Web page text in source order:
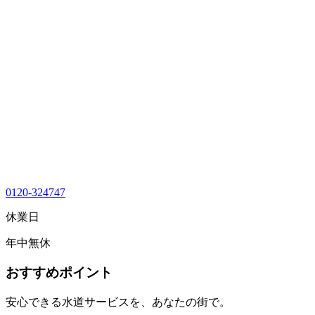
0120-324747
休業日
年中無休
おすすめポイント
安心できる水道サービスを、あなたの街で。